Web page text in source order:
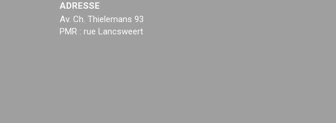
ADRESSE
Av. Ch. Thielemans 93
PMR : rue Lancsweert